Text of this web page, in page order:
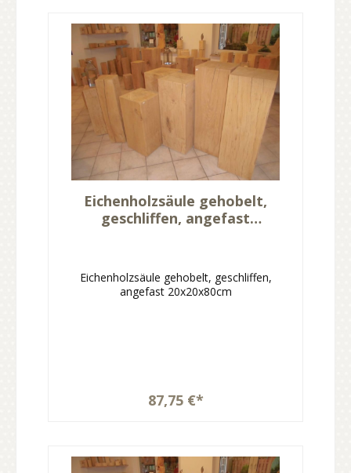
Eichenholzsäule gehobelt,
geschliffen, angefast
Eichenholzsäule gehobelt, geschliffen,
angefast 20x20x80cm
87,75 €*